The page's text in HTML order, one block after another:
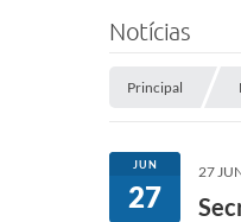
Notícias
Principal
JUN
27
27